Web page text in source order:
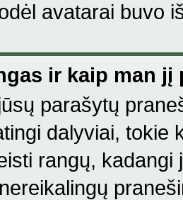
avatarai buvo
ir kaip man jį
parašytų
dalyviai, tokie
rangų,